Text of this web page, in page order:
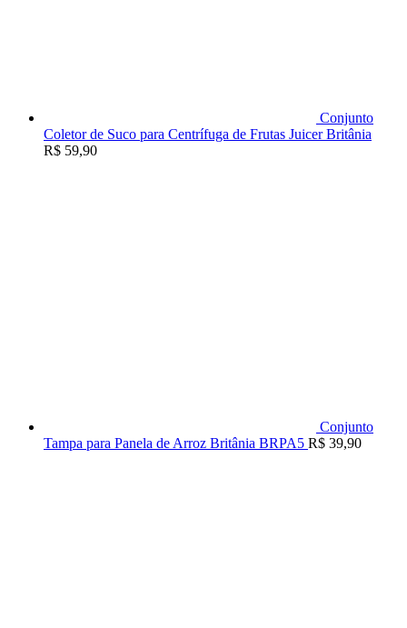
Conjunto
Coletor de Suco para Centrífuga de Frutas Juicer Britânia
R$ 59,90
Conjunto
Tampa para Panela de Arroz Britânia BRPA5 R$ 39,90